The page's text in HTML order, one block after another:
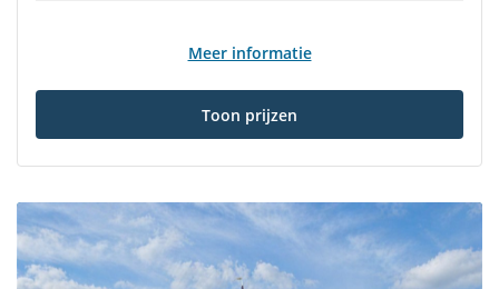
Meer informatie
Toon prijzen